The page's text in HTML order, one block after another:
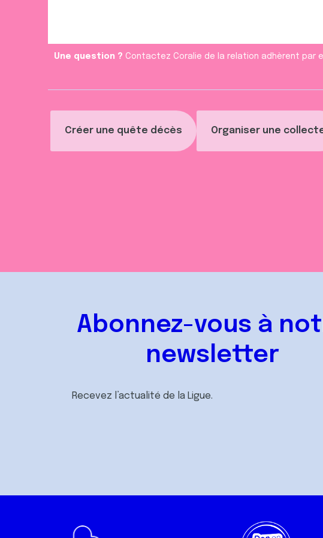
Créer une quête décès Organiser une
Une question ? Contactez Coralie de la relation adhèrent par
Abonnez-vous à
newsletter
Recevez l’actualité de la Ligue.